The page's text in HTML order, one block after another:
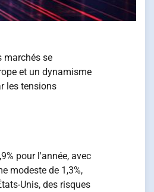
marchés se
et un dynamisme
les tensions
pour l'année, avec
modeste de 1,3%,
Unis, des risques